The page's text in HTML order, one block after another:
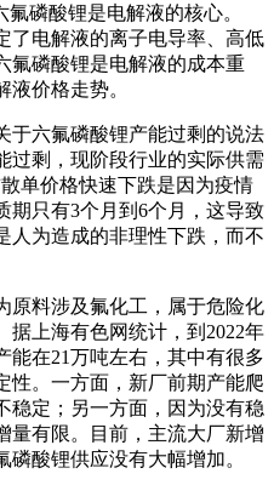
磷酸锂是电解液的核心。
了电解液的离子电导率、高低
氟磷酸锂是电解液的成本重
价格走势。
于六氟磷酸锂产能过剩的说法
过剩，现阶段行业的实际供需
单价格快速下跌是因为疫情
期只有3个月到6个月，这导致
人为造成的非理性下跌，而不
原料涉及氟化工，属于危险化
据上海有色网统计，到2022年
能在21万吨左右，其中有很多
性。一方面，新厂前期产能爬
稳定；另一方面，因为没有稳
量有限。目前，主流大厂新增
酸锂供应没有大幅增加。